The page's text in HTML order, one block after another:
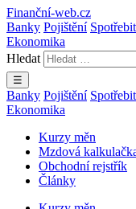
Finanční-web.cz
Banky Pojištění
Ekonomika
Hledat
☰
Banky Pojištění
Ekonomika
Kurzy měn
Mzdová
Obchodní rejstřík
Články